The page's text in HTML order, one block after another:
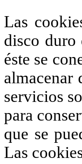
Las
disco duro
éste se
almacenar
servicios
para
que se
Las